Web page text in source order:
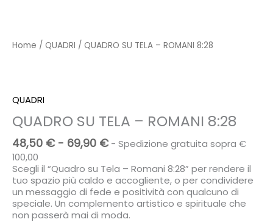
Home / QUADRI / QUADRO SU TELA – ROMANI 8:28
QUADRI
QUADRO SU TELA – ROMANI 8:28
48,50 € - 69,90 €Fascia
prezzo:
da
48,50 €
a
69,90 €
- Spedizione gratuita sopra €
100,00
Scegli il “Quadro su Tela – Romani 8:28” per rendere il
tuo spazio più caldo e accogliente, o per condividere
un messaggio di fede e positività con qualcuno di
speciale. Un complemento artistico e spirituale che
non passerà mai di moda.